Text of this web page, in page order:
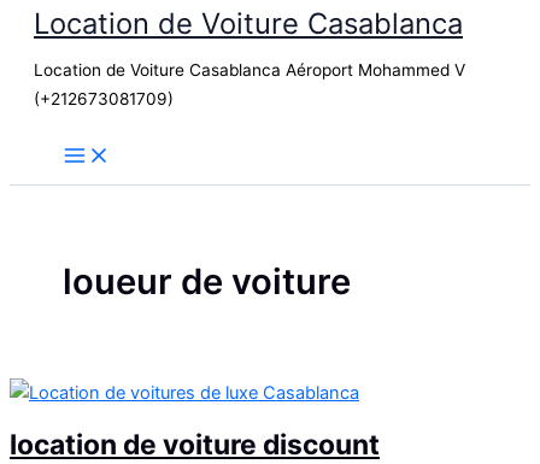
contenu
Location de Voiture Casablanca
Location de Voiture Casablanca Aéroport Mohammed V
(+212673081709)
loueur de voiture
location de voiture discount